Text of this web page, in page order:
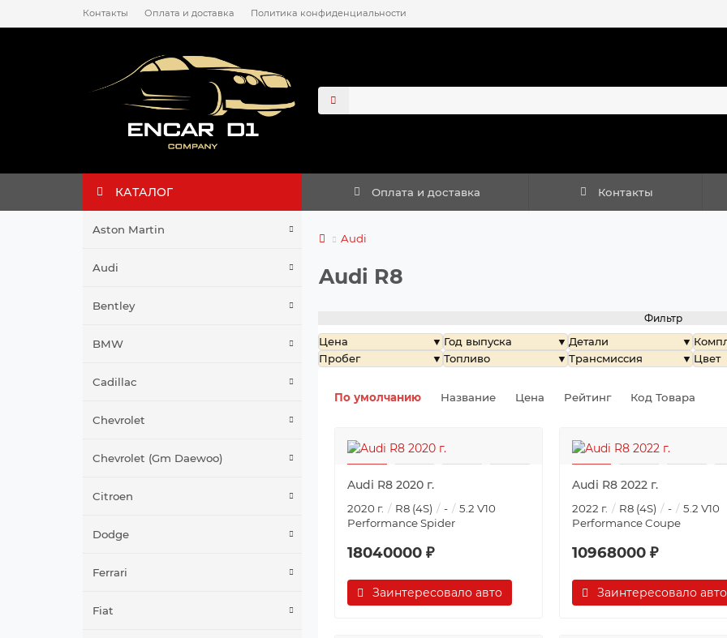
Контакты Оплата и доставка Политика конфиденциальности
КАТАЛОГ
Aston Martin
Audi
Bentley
BMW
Cadillac
Chevrolet
Chevrolet (Gm Daewoo)
Citroen
Dodge
Ferrari
Fiat
Оплата и доставка Контакты
Audi
Audi R8
Фильтр
Цена Год выпуска Детали
Пробег
Топливо Трансмиссия Цвет
По умолчанию Название Цена Рейтинг Код Товара
Audi R8 2020 г.
2020 г. R8 (4S) -
5.2 V10
Performance Spider
18040000 ₽
Заинтересовало авто
Audi R8 2022 г.
2022 г. R8 (4S) -
5.2 V10
Performance Coupe
10968000 ₽
Заинтересовало авто